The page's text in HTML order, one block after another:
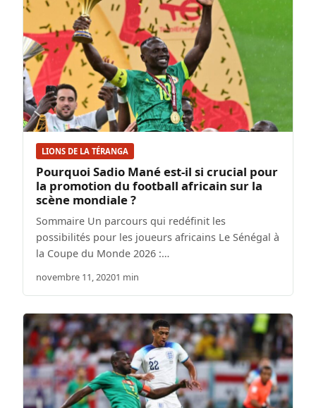
LIONS DE LA TÉRANGA
Pourquoi Sadio Mané est-il si crucial pour
la promotion du football africain sur la
scène mondiale ?
Sommaire Un parcours qui redéfinit les
possibilités pour les joueurs africains Le Sénégal à
la Coupe du Monde 2026 :…
novembre 11, 20201 min